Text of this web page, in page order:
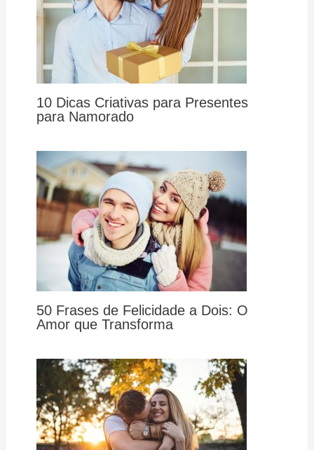
10 Dicas Criativas para Presentes
para Namorado
50 Frases de Felicidade a Dois: O
Amor que Transforma